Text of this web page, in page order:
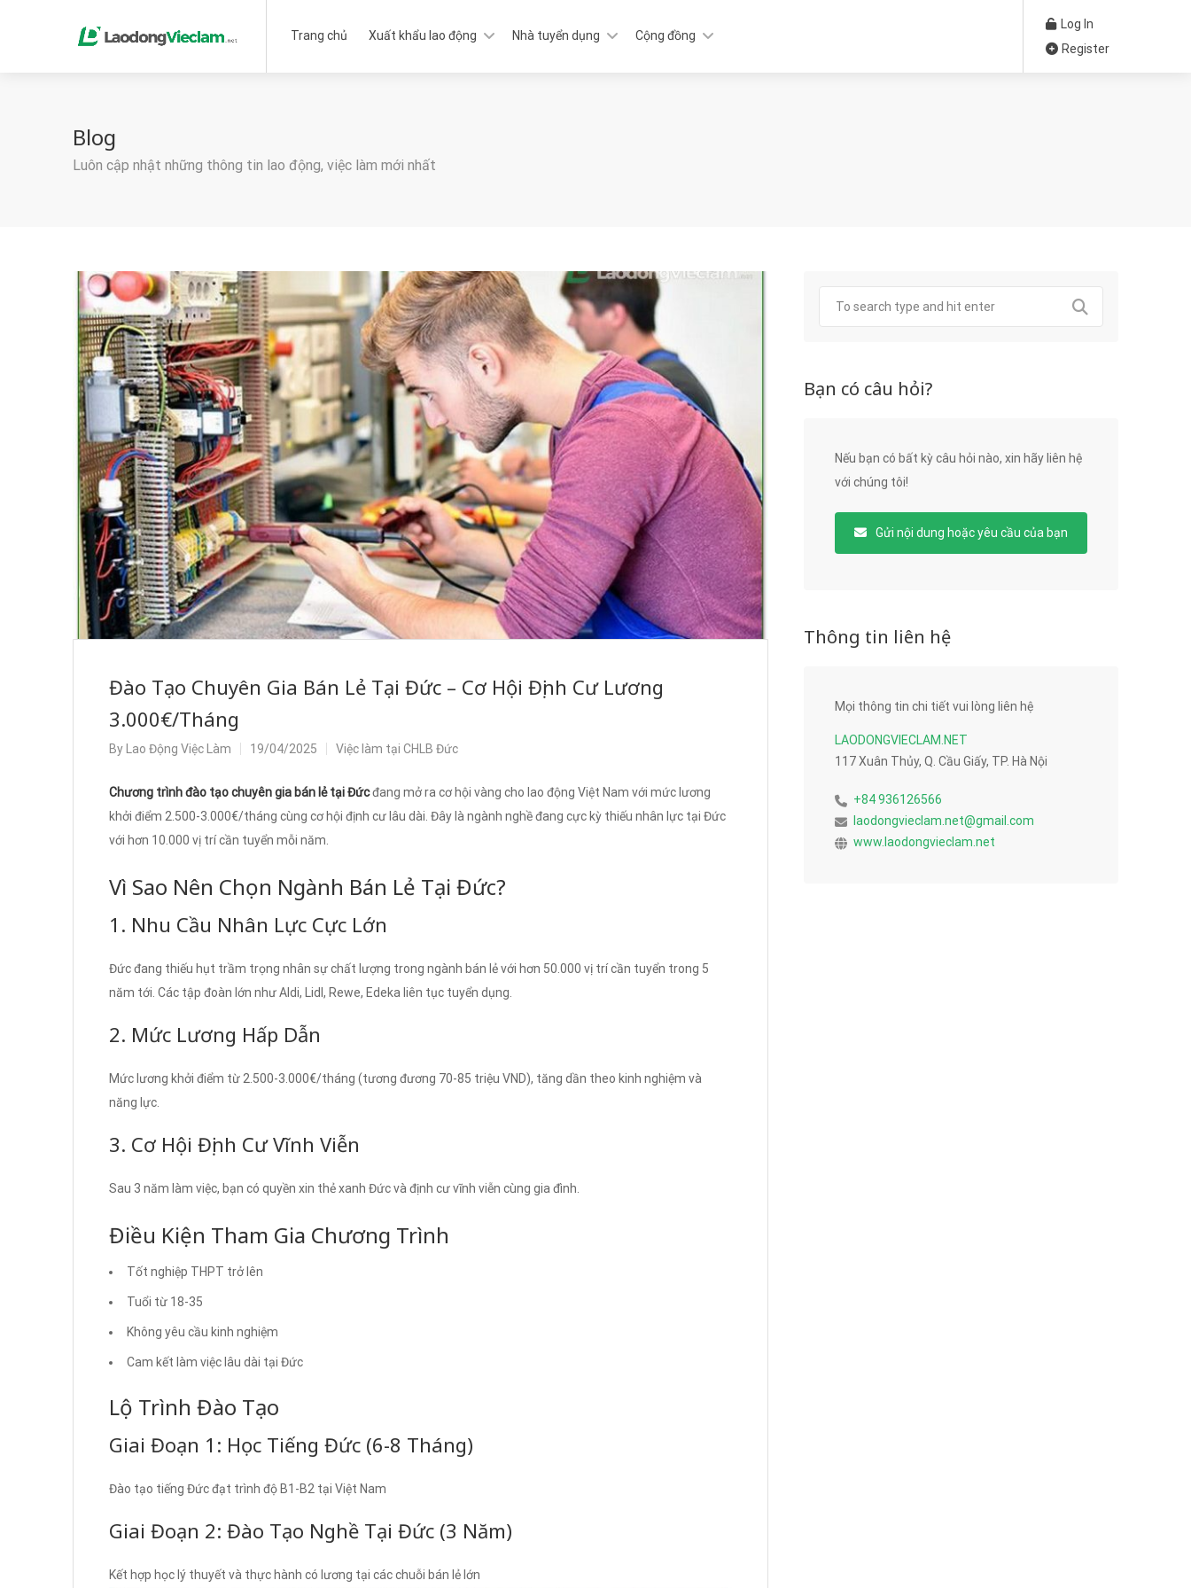
Trang chủ Xuất khẩu lao động Nhà tuyển dụng Cộng đồng
Log In
Register
Blog
Luôn cập nhật những thông tin lao động, việc làm mới nhất
Đào Tạo Chuyên Gia Bán Lẻ Tại Đức – Cơ Hội Định Cư Lương
3.000€/Tháng
By Lao Động Việc Làm 19/04/2025 Việc làm tại CHLB Đức
Chương trình đào tạo chuyên gia bán lẻ tại Đứcđang mở ra cơ hội vàng cho lao động Việt Nam với mức lương
khởi điểm 2.500-3.000€/tháng cùng cơ hội định cư lâu dài. Đây là ngành nghề đang cực kỳ thiếu nhân lực tại Đức
với hơn 10.000 vị trí cần tuyển mỗi năm.
Vì Sao Nên Chọn Ngành Bán Lẻ Tại Đức?
1. Nhu Cầu Nhân Lực Cực Lớn
Đức đang thiếu hụt trầm trọng nhân sự chất lượng trong ngành bán lẻ với hơn 50.000 vị trí cần tuyển trong 5
năm tới. Các tập đoàn lớn như Aldi, Lidl, Rewe, Edeka liên tục tuyển dụng.
2. Mức Lương Hấp Dẫn
Mức lương khởi điểm từ 2.500-3.000€/tháng (tương đương 70-85 triệu VND), tăng dần theo kinh nghiệm và
năng lực.
3. Cơ Hội Định Cư Vĩnh Viễn
Sau 3 năm làm việc, bạn có quyền xin thẻ xanh Đức và định cư vĩnh viễn cùng gia đình.
Điều Kiện Tham Gia Chương Trình
Tốt nghiệp THPT trở lên
Tuổi từ 18-35
Không yêu cầu kinh nghiệm
Cam kết làm việc lâu dài tại Đức
Lộ Trình Đào Tạo
Giai Đoạn 1: Học Tiếng Đức (6-8 Tháng)
Đào tạo tiếng Đức đạt trình độ B1-B2 tại Việt Nam
Giai Đoạn 2: Đào Tạo Nghề Tại Đức (3 Năm)
Kết hợp học lý thuyết và thực hành có lương tại các chuỗi bán lẻ lớn
Bạn có câu hỏi?
Nếu bạn có bất kỳ câu hỏi nào, xin hãy liên hệ
với chúng tôi!
Gửi nội dung hoặc yêu cầu của bạn
Thông tin liên hệ
Mọi thông tin chi tiết vui lòng liên hệ
LAODONGVIECLAM.NET
117 Xuân Thủy, Q. Cầu Giấy, TP. Hà Nội
+84 936126566
laodongvieclam.net@gmail.com
www.laodongvieclam.net